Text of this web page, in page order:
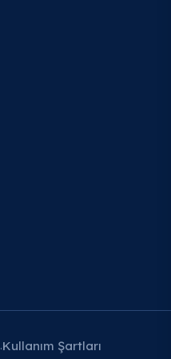
Kullanım Şartları